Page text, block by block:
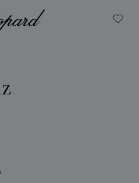
Chopard
My